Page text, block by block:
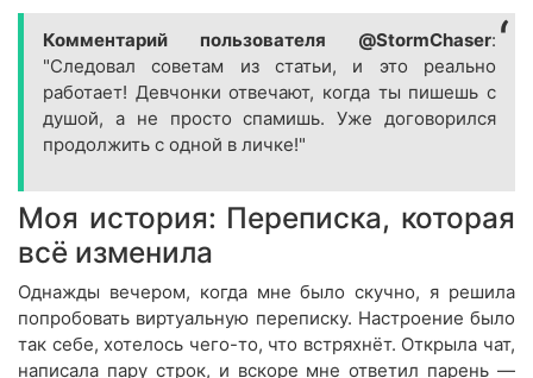
Комментарий пользователя @StormChaser:
"Следовал советам из статьи, и это реально
работает! Девчонки отвечают, когда ты пишешь с
душой, а не просто спамишь. Уже договорился
продолжить с одной в личке!"
Моя история: Переписка, которая
всё изменила
Однажды вечером, когда мне было скучно, я решила
попробовать виртуальную переписку. Настроение было
так себе, хотелось чего-то, что встряхнёт. Открыла чат,
написала пару строк, и вскоре мне ответил парень —